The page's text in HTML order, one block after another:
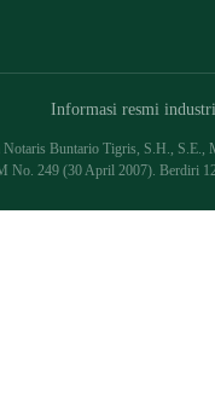
Informasi resmi
Notaris Buntario Tigris, S.H.,
No. 249 (30 April 2007). Berdiri